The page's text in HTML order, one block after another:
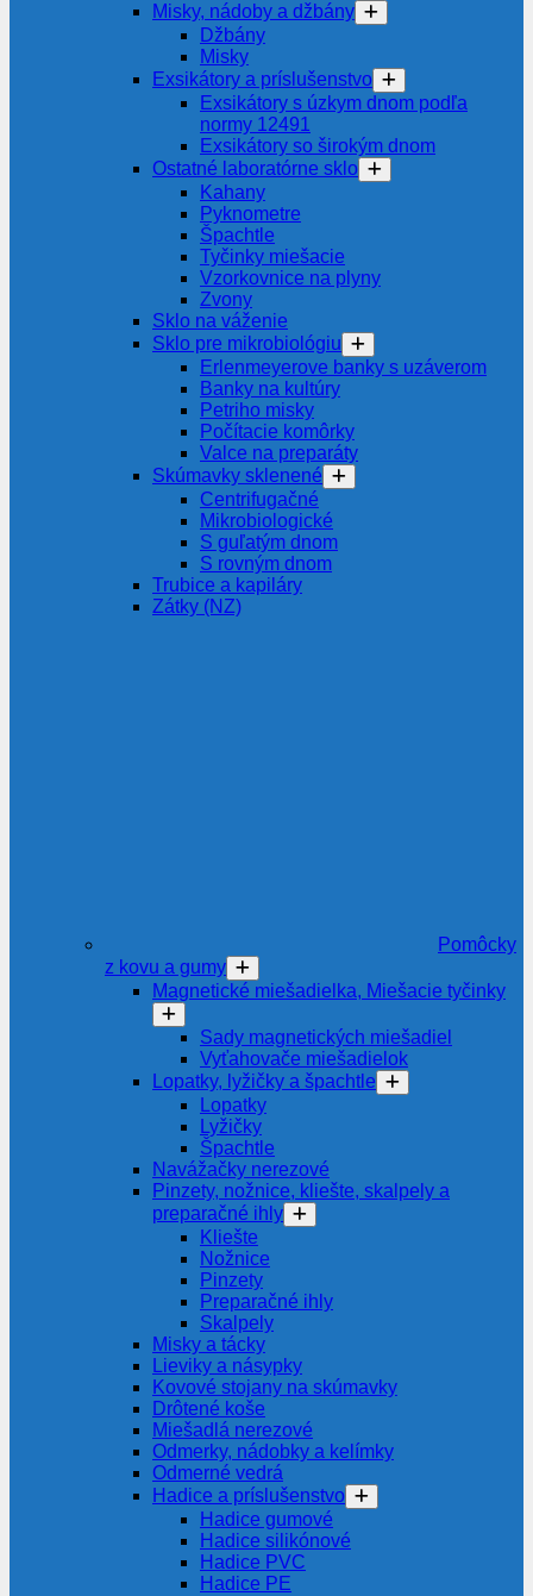
Misky, nádoby a džbány
Džbány
Misky
Exsikátory a príslušenstvo
Exsikátory s úzkym dnom podľa
normy 12491
Exsikátory so širokým dnom
Ostatné laboratórne sklo
Kahany
Pyknometre
Špachtle
Tyčinky miešacie
Vzorkovnice na plyny
Zvony
Sklo na váženie
Sklo pre mikrobiológiu
Erlenmeyerove banky s uzáverom
Banky na kultúry
Petriho misky
Počítacie komôrky
Valce na preparáty
Skúmavky sklenené
Centrifugačné
Mikrobiologické
S guľatým dnom
S rovným dnom
Trubice a kapiláry
Zátky (NZ)
Pomôcky
z kovu a gumy
Magnetické miešadielka, Miešacie tyčinky
Sady magnetických miešadiel
Vyťahovače miešadielok
Lopatky, lyžičky a špachtle
Lopatky
Lyžičky
Špachtle
Navážačky nerezové
Pinzety, nožnice, kliešte, skalpely a
preparačné ihly
Kliešte
Nožnice
Pinzety
Preparačné ihly
Skalpely
Misky a tácky
Lieviky a násypky
Kovové stojany na skúmavky
Drôtené koše
Miešadlá nerezové
Odmerky, nádobky a kelímky
Odmerné vedrá
Hadice a príslušenstvo
Hadice gumové
Hadice silikónové
Hadice PVC
Hadice PE